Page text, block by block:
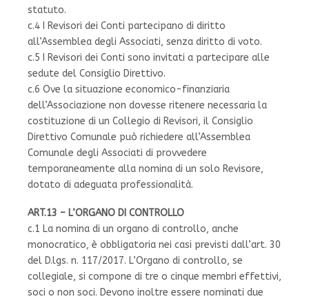
statuto.
c.4 I Revisori dei Conti partecipano di diritto
all’Assemblea degli Associati, senza diritto di voto.
c.5 I Revisori dei Conti sono invitati a partecipare alle
sedute del Consiglio Direttivo.
c.6 Ove la situazione economico-finanziaria
dell’Associazione non dovesse ritenere necessaria la
costituzione di un Collegio di Revisori, il Consiglio
Direttivo Comunale può richiedere all’Assemblea
Comunale degli Associati di provvedere
temporaneamente alla nomina di un solo Revisore,
dotato di adeguata professionalità.
ART.13 – L’ORGANO DI CONTROLLO
c.1 La nomina di un organo di controllo, anche
monocratico, è obbligatoria nei casi previsti dall’art. 30
del D.lgs. n. 117/2017. L’Organo di controllo, se
collegiale, si compone di tre o cinque membri effettivi,
soci o non soci. Devono inoltre essere nominati due